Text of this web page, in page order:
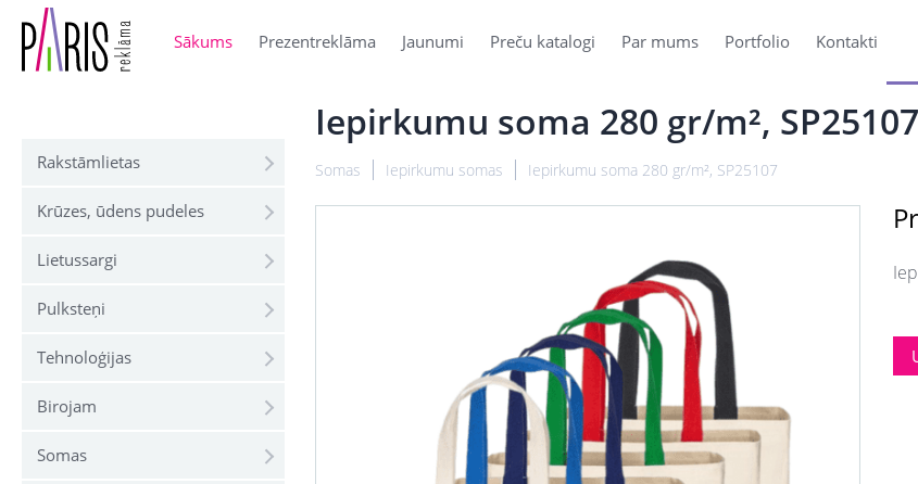
Sākums Prezentreklāma Jaunumi Preču katalogi Par mums Portfolio Kontakti
Rakstāmlietas
Krūzes, ūdens pudeles
Lietussargi
Pulksteņi
Tehnoloģijas
Birojam
Somas
Iepirkumu soma 280 gr/m², SP25107
Somas Iepirkumu somas Iepirkumu soma 280 gr/m², SP25107